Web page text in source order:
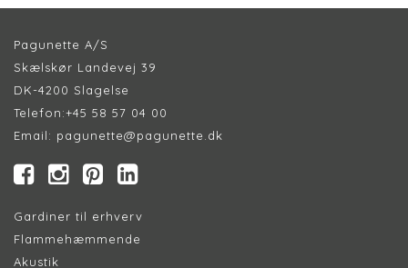
Pagunette A/S
Skælskør Landevej 39
DK-4200 Slagelse
Telefon:+45 58 57 04 00
Email: pagunette@pagunette.dk
Gardiner til erhverv
Flammehæmmende
Akustik